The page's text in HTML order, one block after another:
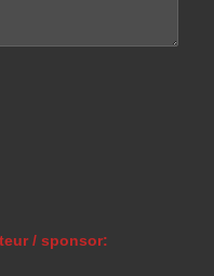
/ sponsor: